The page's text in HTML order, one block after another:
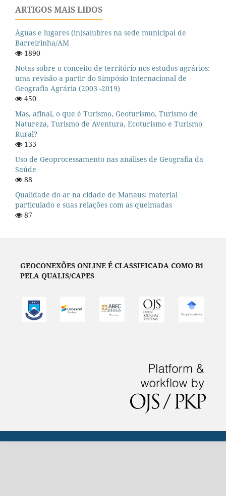
ARTIGOS MAIS LIDOS
Águas e lugares (in)salubres na sede municipal de
Barreirinha/AM
1890
Notas sobre o conceito de território nos estudos agrários:
uma revisão a partir do Simpósio Internacional de
Geografia Agrária (2003 -2019)
450
Mas, afinal, o que é Turismo, Geoturismo, Turismo de
Natureza, Turismo de Aventura, Ecoturismo e Turismo
Rural?
133
Uso de Geoprocessamento nas análises de Geografia da
Saúde
88
Qualidade do ar na cidade de Manaus: material
particulado e suas relações com as queimadas
87
GEOCONEXÕES ONLINE É CLASSIFICADA COMO B1
PELA QUALIS/CAPES